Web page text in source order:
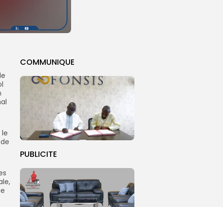
COMMUNIQUE
PUBLICITE